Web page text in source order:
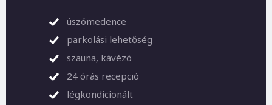
úszómedence
parkolási lehetőség
szauna, kávézó
24 órás recepció
légkondicionált